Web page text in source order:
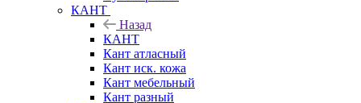
КАНТ
Назад
КАНТ
Кант атласный
Кант иск. кожа
Кант мебельный
Кант разный